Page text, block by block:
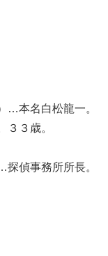
本名白松龍一。
３３歳。
偵事務所所長。